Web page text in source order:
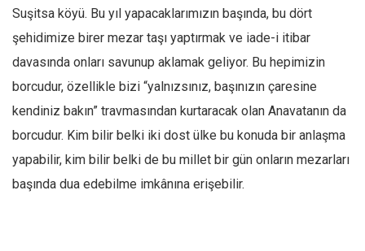
Suşitsa köyü. Bu yıl yapacaklarımızın başında, bu dört
şehidimize birer mezar taşı yaptırmak ve iade-i itibar
davasında onları savunup aklamak geliyor. Bu hepimizin
borcudur, özellikle bizi “yalnızsınız, başınızın çaresine
kendiniz bakın” travmasından kurtaracak olan Anavatanın da
borcudur. Kim bilir belki iki dost ülke bu konuda bir anlaşma
yapabilir, kim bilir belki de bu millet bir gün onların mezarları
başında dua edebilme imkânına erişebilir.